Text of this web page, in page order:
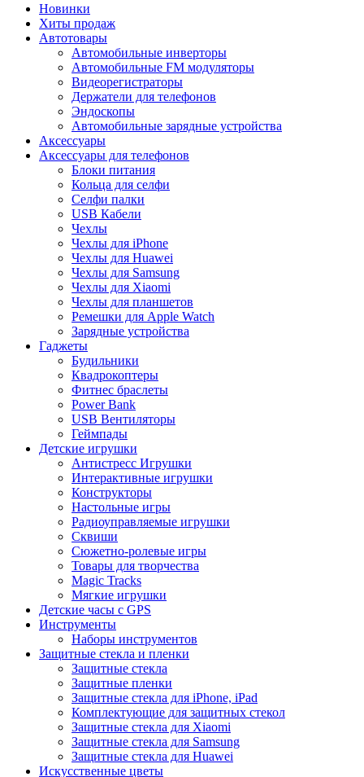
Новинки
Хиты продаж
Автотовары
Автомобильные инверторы
Автомобильные FM модуляторы
Видеорегистраторы
Держатели для телефонов
Эндоскопы
Автомобильные зарядные устройства
Аксессуары
Аксессуары для телефонов
Блоки питания
Кольца для селфи
Селфи палки
USB Кабели
Чехлы
Чехлы для iPhone
Чехлы для Huawei
Чехлы для Samsung
Чехлы для Xiaomi
Чехлы для планшетов
Ремешки для Apple Watch
Зарядные устройства
Гаджеты
Будильники
Квадрокоптеры
Фитнес браслеты
Power Bank
USB Вентиляторы
Геймпады
Детские игрушки
Антистресс Игрушки
Интерактивные игрушки
Конструкторы
Настольные игры
Радиоуправляемые игрушки
Сквиши
Сюжетно-ролевые игры
Товары для творчества
Magic Tracks
Мягкие игрушки
Детские часы с GPS
Инструменты
Наборы инструментов
Защитные стекла и пленки
Защитные стекла
Защитные пленки
Защитные стекла для iPhone, iPad
Комплектующие для защитных стекол
Защитные стекла для Xiaomi
Защитные стекла для Samsung
Защитные стекла для Huawei
Искусственные цветы